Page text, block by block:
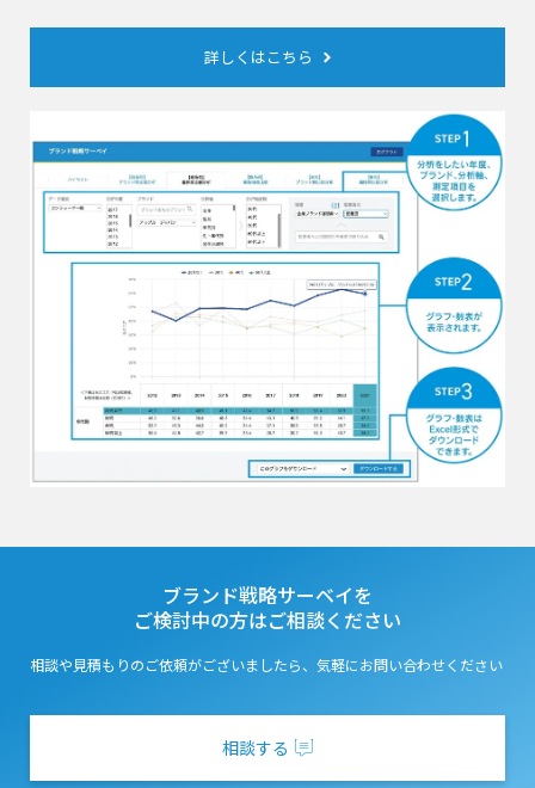
詳しくはこちら
ブランド戦略サーベイを
ご検討中の方はご相談ください
相談や見積もりのご依頼がございましたら、気軽にお問い合わせください
相談する